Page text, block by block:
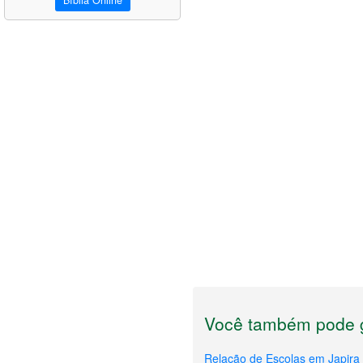
Você também pode
Relação de Escolas em Japira